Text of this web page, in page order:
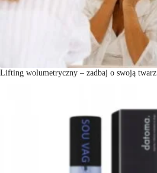
Lifting wolumetryczny – zadbaj o swoją twarz